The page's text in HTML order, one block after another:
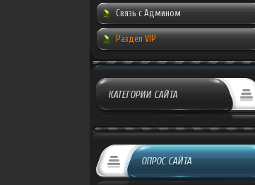
Связь с Админом
Раздел VIP
КАТЕГОРИИ САЙТА
ОПРОС САЙТА